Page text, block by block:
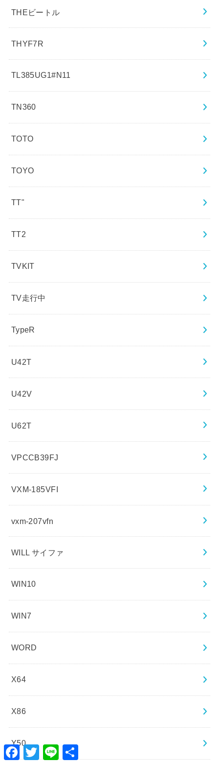
THEビートル
THYF7R
TL385UG1#N11
TN360
TOTO
TOYO
TT"
TT2
TVKIT
TV走行中
TypeR
U42T
U42V
U62T
VPCCB39FJ
VXM-185VFI
vxm-207vfn
WILL サイファ
WIN10
WIN7
WORD
X64
X86
Y50
Facebook
TwitterLine